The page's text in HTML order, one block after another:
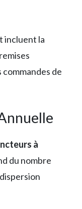
incluent la
commandes de
à
du nombre